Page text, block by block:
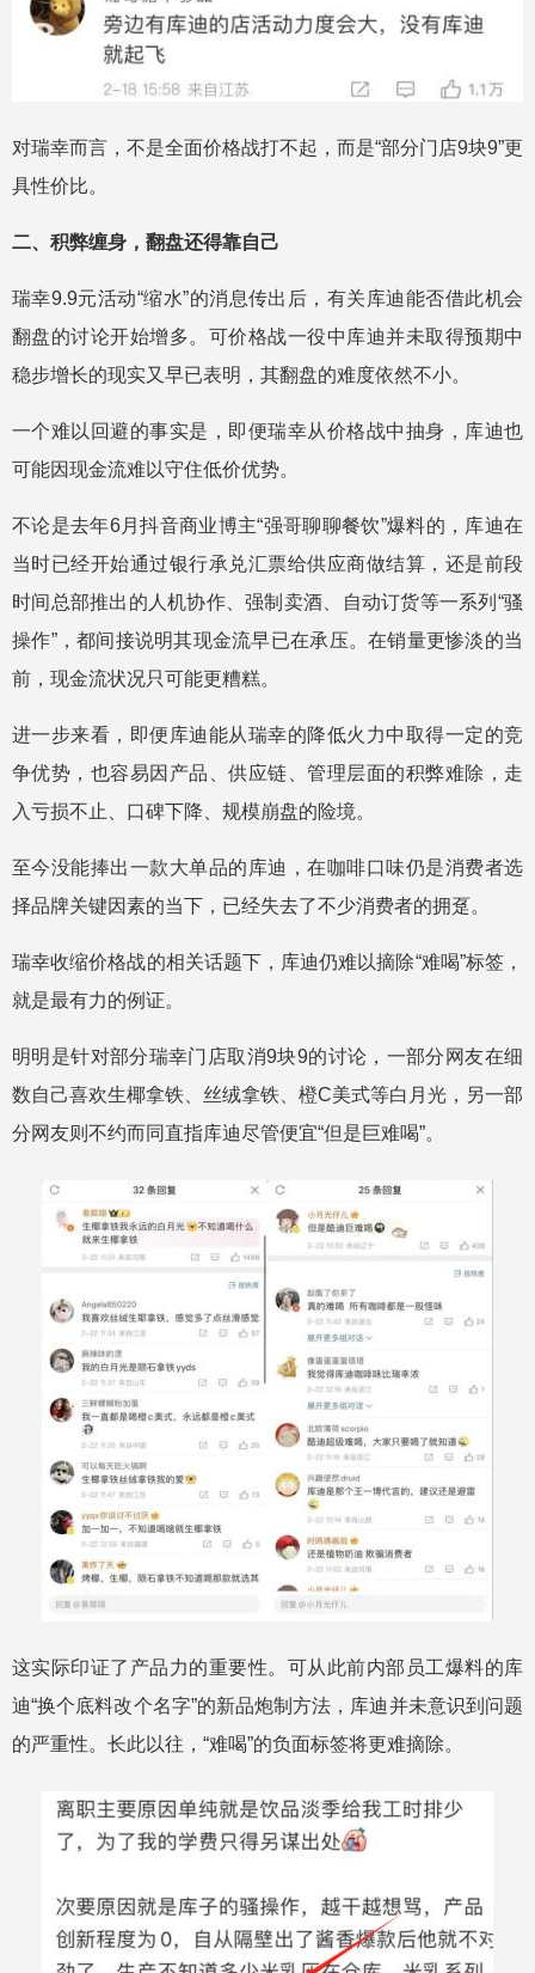
对瑞幸而言，不是全面价格战打不起，而是“部分门店9块9”更
具性价比。
二、积弊缠身，翻盘还得靠自己
瑞幸9.9元活动“缩水”的消息传出后，有关库迪能否借此机会
翻盘的讨论开始增多。可价格战一役中库迪并未取得预期中
稳步增长的现实又早已表明，其翻盘的难度依然不小。
一个难以回避的事实是，即便瑞幸从价格战中抽身，库迪也
可能因现金流难以守住低价优势。
不论是去年6月抖音商业博主“强哥聊聊餐饮”爆料的，库迪在
当时已经开始通过银行承兑汇票给供应商做结算，还是前段
时间总部推出的人机协作、强制卖酒、自动订货等一系列“骚
操作”，都间接说明其现金流早已在承压。在销量更惨淡的当
前，现金流状况只可能更糟糕。
进一步来看，即便库迪能从瑞幸的降低火力中取得一定的竞
争优势，也容易因产品、供应链、管理层面的积弊难除，走
入亏损不止、口碑下降、规模崩盘的险境。
至今没能捧出一款大单品的库迪，在咖啡口味仍是消费者选
择品牌关键因素的当下，已经失去了不少消费者的拥趸。
瑞幸收缩价格战的相关话题下，库迪仍难以摘除“难喝”标签，
就是最有力的例证。
明明是针对部分瑞幸门店取消9块9的讨论，一部分网友在细
数自己喜欢生椰拿铁、丝绒拿铁、橙C美式等白月光，另一部
分网友则不约而同直指库迪尽管便宜“但是巨难喝”。
这实际印证了产品力的重要性。可从此前内部员工爆料的库
迪“换个底料改个名字”的新品炮制方法，库迪并未意识到问题
的严重性。长此以往，“难喝”的负面标签将更难摘除。